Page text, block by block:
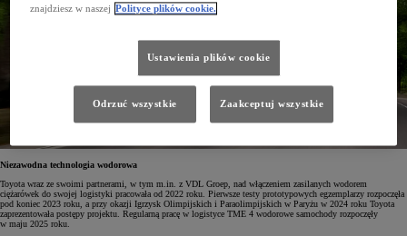
Niezawodna technologia wodorowa
Toyota wraz ze swoimi partnerami, w tym m.in. z VDL Groep, nad włączeniem zasilanych wodorem
ciężarówek do swojej logistyki pracowała od 2022 roku. Pierwsze testy prototypowych egzemplarzy rozpoczęła
pod koniec 2023 roku, a przy okazji Igrzysk Olimpijskich i Paraolimpijskich w Paryżu w 2024 roku Toyota
zaprezentowała postępy projektu. Regularną pracę w logistyce TME 4 wodorowe samochody rozpoczęły
w maju 2025 roku.
znajdziesz w naszej Polityce plików cookie.
Ustawienia plików cookie
Odrzuć wszystkie Zaakceptuj wszystkie